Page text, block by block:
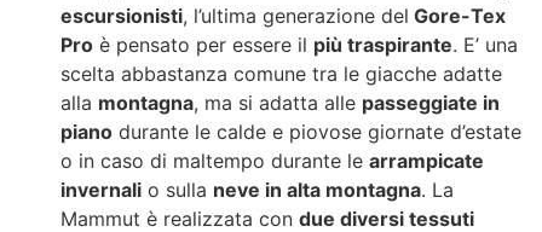
escursionisti, l’ultima generazione del Gore-Tex
Pro è pensato per essere il più traspirante. E’ una
scelta abbastanza comune tra le giacche adatte
alla montagna, ma si adatta alle passeggiate in
piano durante le calde e piovose giornate d’estate
o in caso di maltempo durante le arrampicate
invernali o sulla neve in alta montagna. La
Mammut è realizzata con due diversi tessuti